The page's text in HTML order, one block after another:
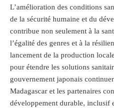
L’amélioration des conditions
de la sécurité humaine et du
contribue non seulement à la
l’égalité des genres et à la
lancement de la production
pour étendre les solutions
gouvernement japonais
Madagascar et les partenaires
développement durable, inclusif